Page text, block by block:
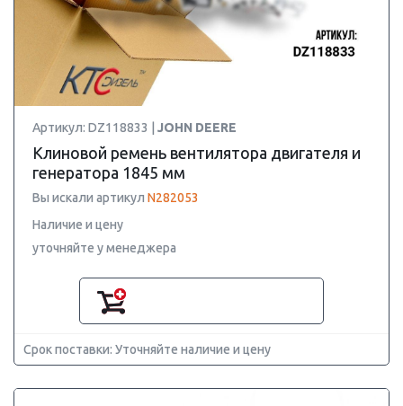
Артикул: DZ118833 | JOHN DEERE
Клиновой ремень вентилятора двигателя и
генератора 1845 мм
Вы искали артикул N282053
Наличие и цену
уточняйте у менеджера
Срок поставки: Уточняйте наличие и цену